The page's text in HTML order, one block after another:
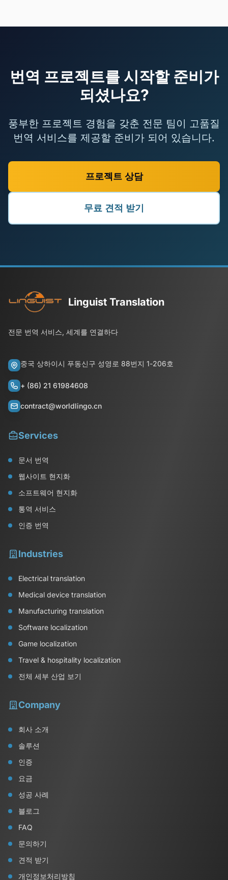
번역 프로젝트를 시작할 준비가
되셨나요?
풍부한 프로젝트 경험을 갖춘 전문 팀이 고품질
번역 서비스를 제공할 준비가 되어 있습니다.
프로젝트 상담
무료 견적 받기
Linguist Translation
전문 번역 서비스, 세계를 연결하다
중국 상하이시 푸동신구 성영로 88번지 1-206호
+ (86) 21 61984608
contract@worldlingo.cn
Services
문서 번역
웹사이트 현지화
소프트웨어 현지화
통역 서비스
인증 번역
Industries
Electrical translation
Medical device translation
Manufacturing translation
Software localization
Game localization
Travel & hospitality localization
전체 세부 산업 보기
Company
회사 소개
솔루션
인증
요금
성공 사례
블로그
FAQ
문의하기
견적 받기
개인정보처리방침